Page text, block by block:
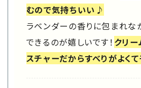
むので気持ちいい♪
ラベンダーの香りに包まれな
できるのが嬉しいです！ クリ
スチャーだからすべりがよくて